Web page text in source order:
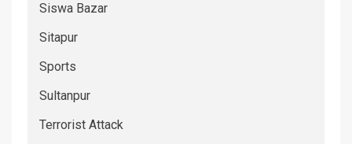
Siswa Bazar
Sitapur
Sports
Sultanpur
Terrorist Attack